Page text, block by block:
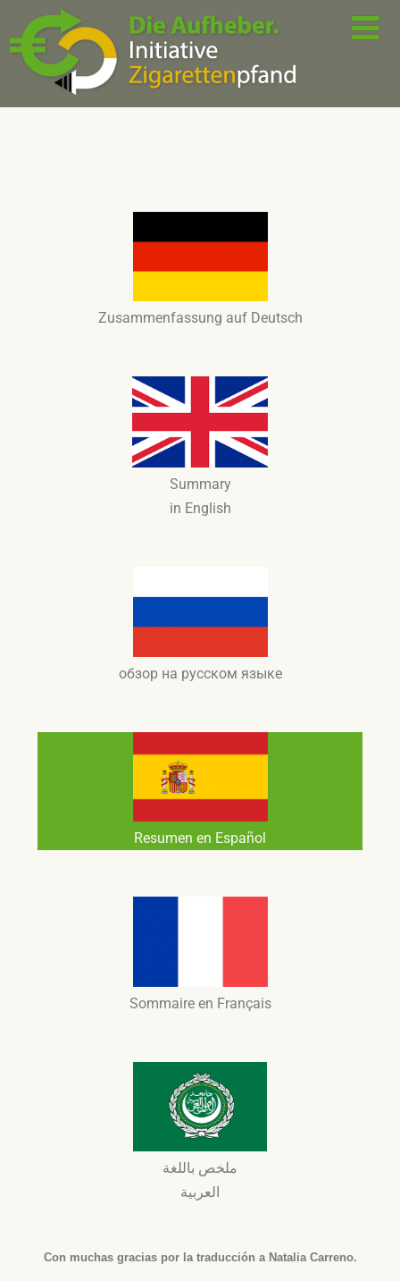
Zusammenfassung auf Deutsch
Summary
in English
обзор на русском языке
Resumen​ en Español
Sommaire en Français
ملخص باللغة
العربية
Con muchas graciaspor la traducción a Natalia Carreno.